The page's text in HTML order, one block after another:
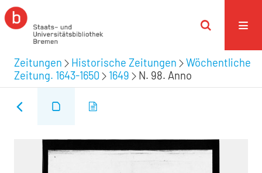
Zeitungen Historische Zeitungen
Wöchentliche
Zeitung. 1643-1650
1649 N. 98. Anno